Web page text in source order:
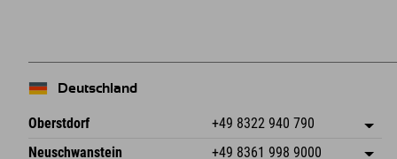
Deutschland
Oberstdorf +49 8322 940 790
An der Breitach 3
Adresse speichern
Neuschwanstein +49 8361 998 9000